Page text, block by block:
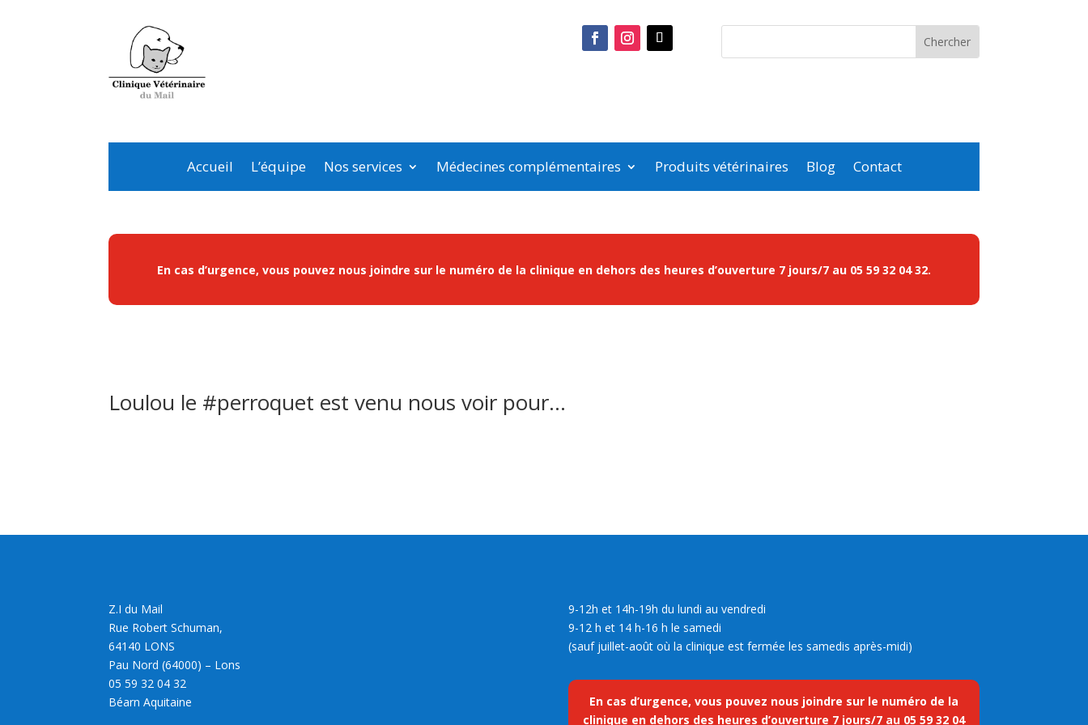
Accueil L’équipe Nos services Médecines complémentaires Produits vétérinaires Blog Contact
En cas d’urgence, vous pouvez nous joindre sur le numéro de la clinique en dehors des heures d’ouverture 7 jours/7 au 05 59 32 04 32.
Loulou le #perroquet est venu nous voir pour…
Z.I du Mail
Rue Robert Schuman,
64140 LONS
Pau Nord (64000) – Lons
05 59 32 04 32
Béarn Aquitaine
9-12h et 14h-19h du lundi au vendredi
9-12 h et 14 h-16 h le samedi
(sauf juillet-août où la clinique est fermée les samedis après-midi)
En cas d’urgence, vous pouvez nous joindre sur le numéro de la
clinique en dehors des heures d’ouverture 7 jours/7 au 05 59 32 04